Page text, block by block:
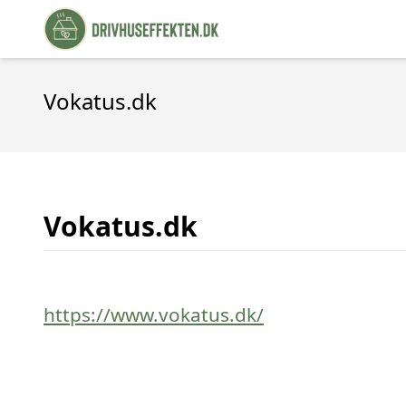
Vokatus.dk
Vokatus.dk
https://www.vokatus.dk/